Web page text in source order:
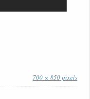
700 × 850 pixels